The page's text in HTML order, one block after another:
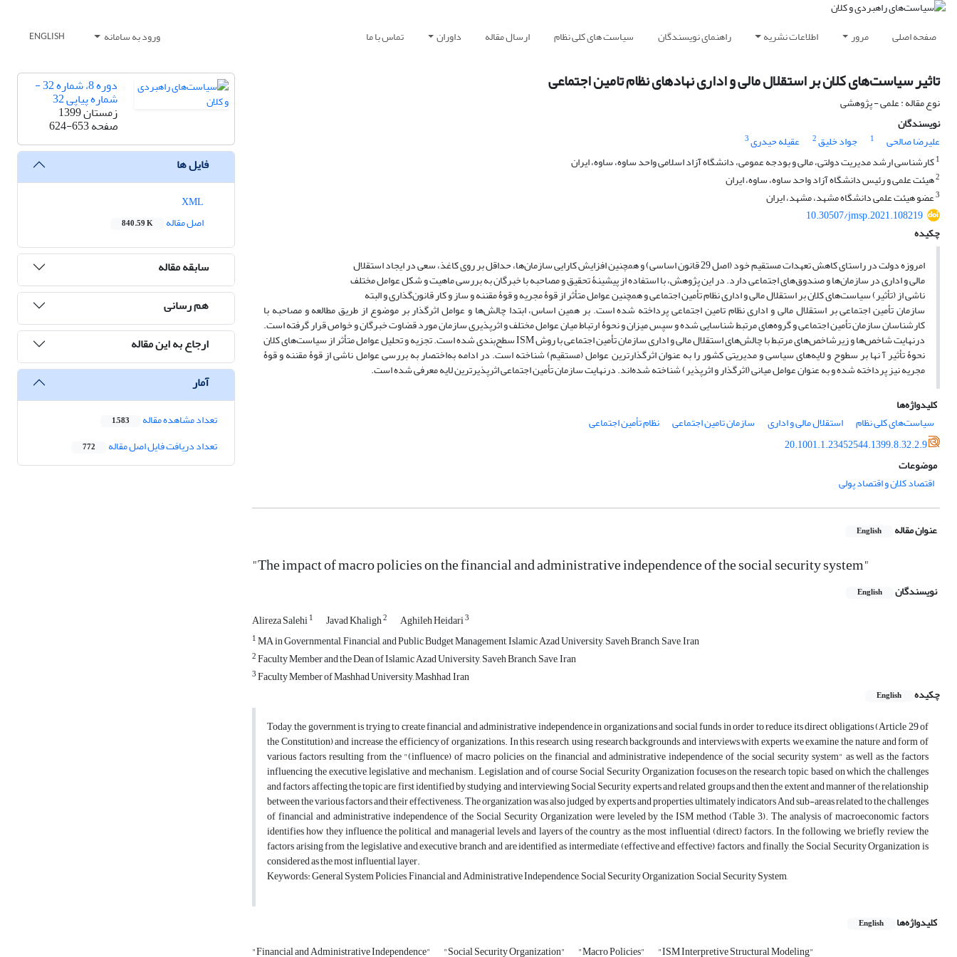
صفحه اصلی مرور اطلاعات نشریه راهنمای نویسندگان سیاست های کلی نظام ارسال مقاله داوران تماس با ما ورود به سامانه ENGLISH
تاثیر سیاست‌های کلان بر استقلال مالی و اداری نهادهای نظام تامین اجتماعی
نوع مقاله : علمی - پژوهشی
نویسندگان
علیرضا صالحی
1 جواد خلیق2 عقیله حیدری3
1کارشناسی ارشد مدیریت دولتی، مالی و بودجه عمومی، دانشگاه آزاد اسلامی واحد ساوه، ساوه، ایران
2هیئت علمی و رئیس دانشگاه آزاد واحد ساوه، ساوه، ایران
3عضو هیئت علمی دانشگاه مشهد، مشهد، ایران
10.30507/jmsp.2021.108219
چکیده
امروزه دولت در راستای کاهش تعهدات مستقیم خود (اصل 29 قانون اساسی) و همچنین افزایش کارایی سازمان‌ها، حداقل بر روی کاغذ، سعی در ایجاد استقلال
مالی و اداری در سازمان‌ها و صندوق‌های اجتماعی دارد. در این پژوهش، با استفاده از پیشینۀ تحقیق و مصاحبه با خبرگان به بررسی ماهیت و شکل عوامل مختلف
ناشی از (تأثیر) سیاست‌های کلان بر استقلال مالی و اداری نظام تأمین اجتماعی و همچنین عوامل متأثر از قوۀ مجریه و قوۀ مقننه و ساز و کار قانون‌گذاری و البته
سازمان تأمین اجتماعی بر استقلال مالی و اداری نظام تامین اجتماعی پرداخته شده است. بر همین اساس، ابتدا چالش‌ها و عوامل اثرگذار بر موضوع از طریق مطالعه و مصاحبه با
کارشناسان سازمان تأمین اجتماعی و گروه‌های مرتبط شناسایی شده و سپس میزان و نحوۀ ارتباط میان عوامل مختلف و اثرپذیری سازمان مورد قضاوت خبرگان و خواص قرار گرفته است.
درنهایت شاخص‌ها و زیرشاخص‌های مرتبط با چالش‌های استقلال مالی و اداری سازمان تأمین اجتماعی با روش ISM سطح‌بندی شده است. تجزیه و تحلیل عوامل متأثر از سیاست‌های کلان
نحوۀ تأثیر آ نها بر سطوح و لایه‌های سیاسی و مدیریتی کشور را به عنوان اثرگذارترین عوامل (مستقیم) شناخته است. در ادامه به‌اختصار به بررسی عوامل ناشی از قوۀ مقننه و قوۀ
مجریه نیز پرداخته شده و به عنوان عوامل میانی (اثرگذار و اثرپذیر) شناخته شده‌اند. درنهایت سازمان تأمین اجتماعی اثرپذیرترین لایه معرفی شده است.
کلیدواژه‌ها
سیاست‌های کلی نظام
استقلال مالی و اداری سازمان تامین اجتماعی
نظام تأمین اجتماعی
20.1001.1.23452544.1399.8.32.2.9
موضوعات
اقتصاد کلان و اقتصاد پولی
عنوان مقاله English
"The impact of macro policies on the financial and administrative independence of the social security system"
نویسندگان English
Alireza Salehi1 Javad Khaligh2 Aghileh Heidari3
1MA in Governmental, Financial, and Public Budget Management, Islamic Azad University, Saveh Branch, Save, Iran
2Faculty Member and the Dean of Islamic Azad University, Saveh Branch, Save, Iran
3Faculty Member of Mashhad University, Mashhad, Iran
چکیده
English
Today, the government is trying to create financial and administrative independence in organizations and social funds in order to reduce its direct obligations (Article 29 of
the Constitution) and increase the efficiency of organizations. In this research, using research backgrounds and interviews with experts, we examine the nature and form of
various factors resulting from the "(influence) of macro policies on the financial and administrative independence of the social security system" as well as the factors
influencing the executive, legislative, and mechanism. Legislation and of course Social Security Organization focuses on the research topic, based on which the challenges
and factors affecting the topic are first identified by studying and interviewing Social Security experts and related groups and then the extent and manner of the relationship
between the various factors and their effectiveness. The organization was also judged by experts and properties, ultimately indicators And sub-areas related to the challenges
of financial and administrative independence of the Social Security Organization were leveled by the ISM method (Table 3). The analysis of macroeconomic factors
identifies how they influence the political and managerial levels and layers of the country as the most influential (direct) factors. In the following, we briefly review the
factors arising from the legislative and executive branch and are identified as intermediate (effective and effective) factors, and finally, the Social Security Organization is
considered as the most influential layer.
Keywords: General System Policies, Financial and Administrative Independence, Social Security Organization, Social Security System,
کلیدواژه‌ها English
"Financial and Administrative Independence" "Social Security Organization" "Macro Policies" "ISM Interpretive Structural Modeling"
دوره 8، شماره 32 -
شماره پیاپی 32
زمستان 1399
صفحه624-653
فایل ها
اصل مقاله
840.59 K
سابقه مقاله
هم رسانی
ارجاع به این مقاله
آمار
تعداد مشاهده مقاله 1,583
تعداد دریافت فایل اصل مقاله 772